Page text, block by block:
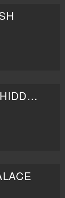
BOMBA AND THE HIDDEN CITY